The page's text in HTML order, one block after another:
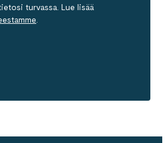
turvassa. Lue lisää